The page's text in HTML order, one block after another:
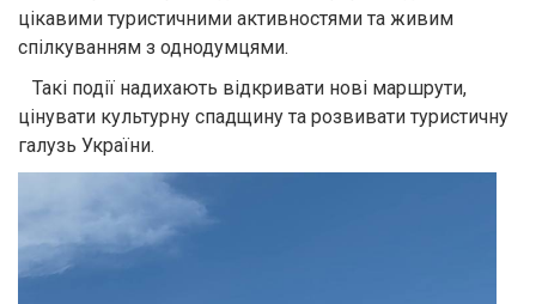
цікавими туристичними активностями та живим
спілкуванням з однодумцями.
Такі події надихають відкривати нові маршрути,
цінувати культурну спадщину та розвивати туристичну
галузь України.